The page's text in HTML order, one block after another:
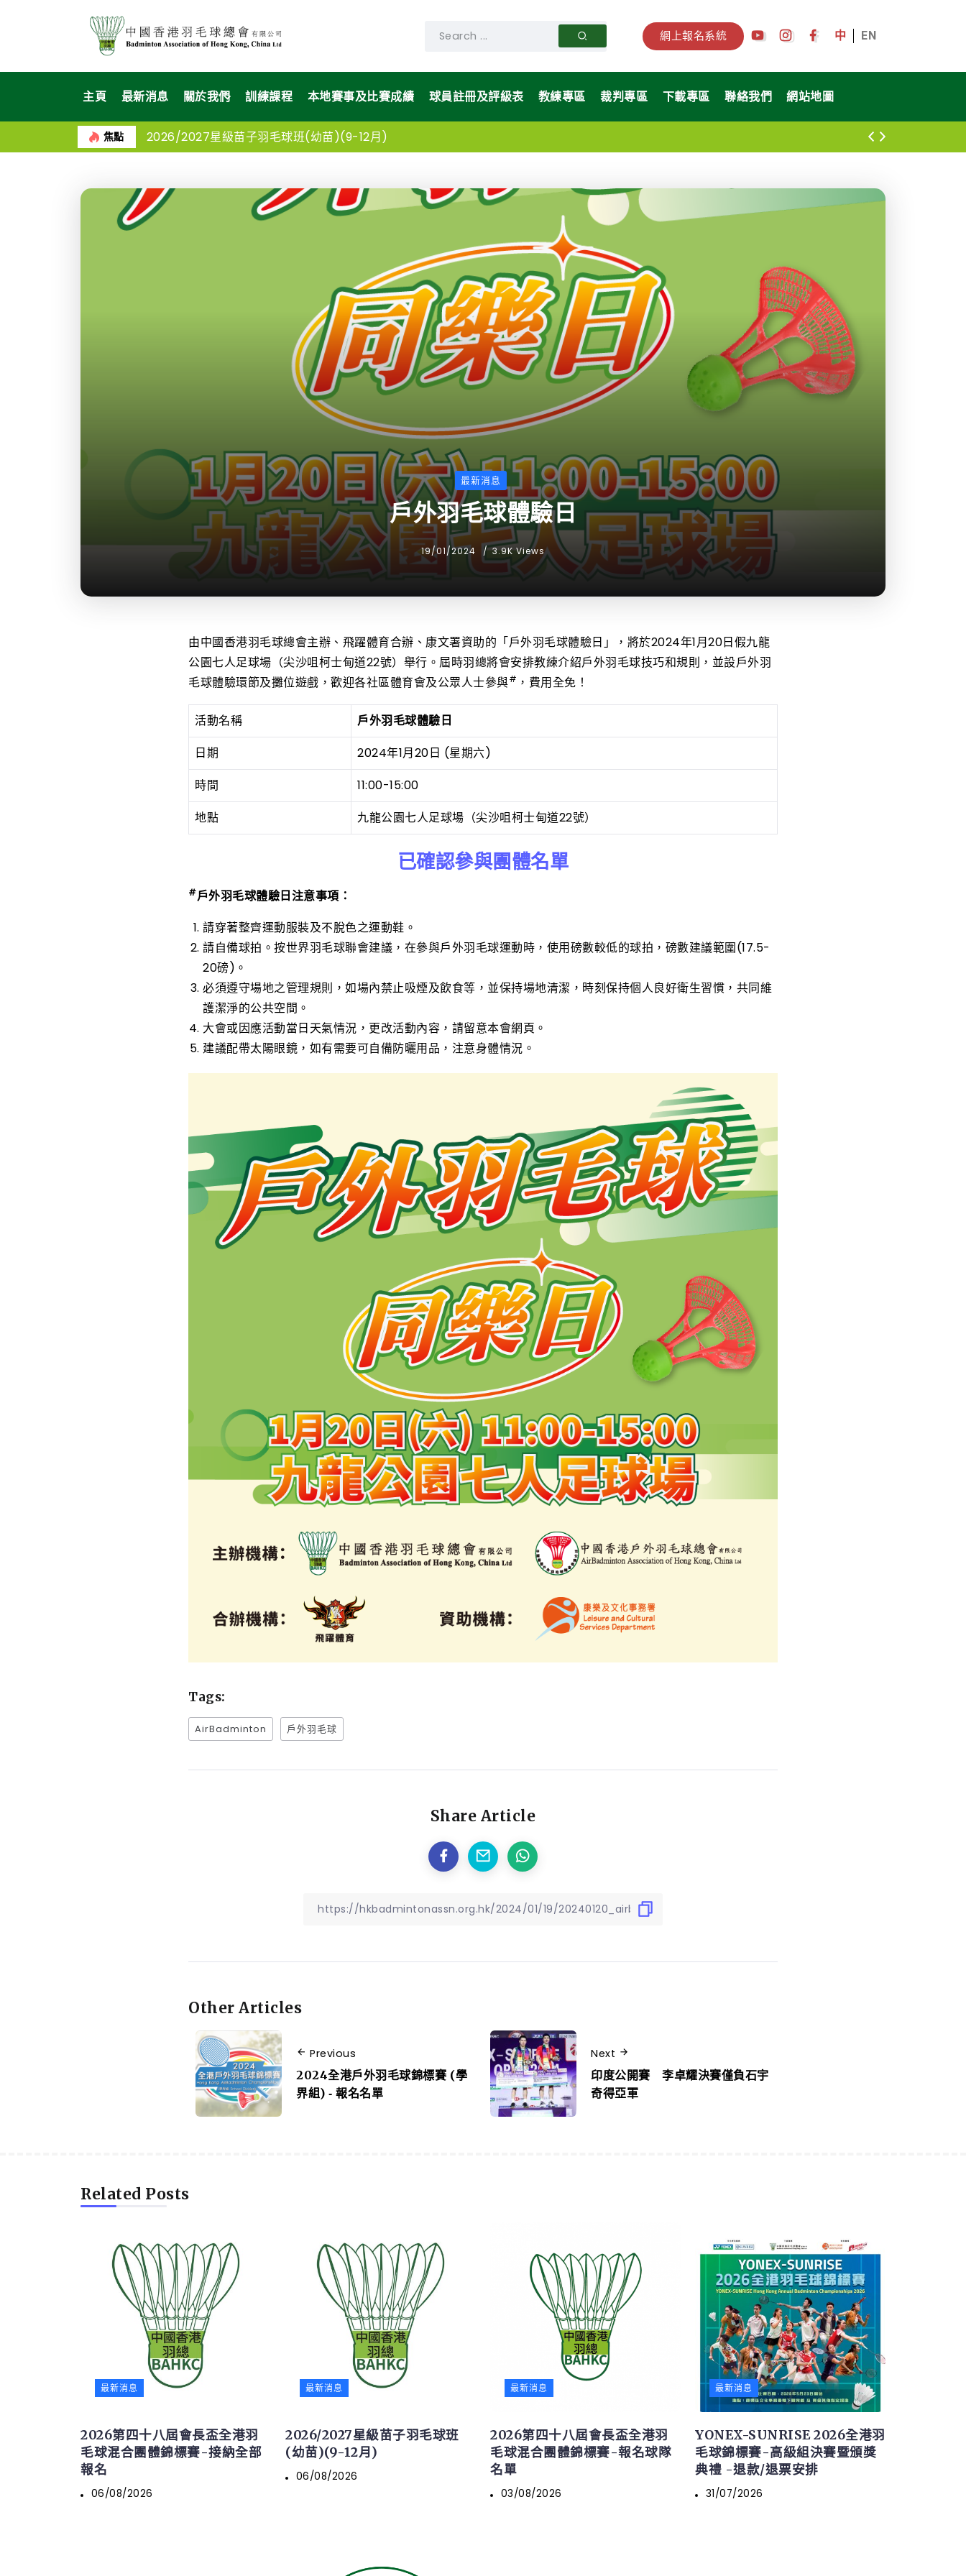
網上報名系統 中 EN
主頁 最新消息 關於我們 訓練課程 本地賽事及比賽成績 球員註冊及評級表 教練專區 裁判專區 下載專區 聯絡我們 網站地圖
焦點 2026/2027星級苗子羽毛球班(幼苗)(9-12月)
最新消息
戶外羽毛球體驗日
19/01/2024 3.9K Views
由中國香港羽毛球總會主辦、飛躍體育合辦、康文署資助的「戶外羽毛球體驗日」，將於2024年1月20日假九龍
公園七人足球場（尖沙咀柯士甸道22號）舉行。屆時羽總將會安排教練介紹戶外羽毛球技巧和規則，並設戶外羽
毛球體驗環節及攤位遊戲，歡迎各社區體育會及公眾人士參與# ，費用全免！
活動名稱
戶外羽毛球體驗日
日期
2024年1月20日 (星期六)
時間
11:00-15:00
地點
九龍公園七人足球場（尖沙咀柯士甸道22號）
已確認參與團體名單
#戶外羽毛球體驗日注意事項：
請穿著整齊運動服裝及不脫色之運動鞋。
請自備球拍。按世界羽毛球聯會建議，在參與戶外羽毛球運動時，使用磅數較低的球拍，磅數建議範圍(17.5-
20磅)。
必須遵守場地之管理規則，如場內禁止吸煙及飲食等，並保持場地清潔，時刻保持個人良好衛生習慣，共同維
護潔淨的公共空間。
大會或因應活動當日天氣情況，更改活動內容，請留意本會網頁。
建議配帶太陽眼鏡，如有需要可自備防曬用品，注意身體情況。
Tags:
AirBadminton 戶外羽毛球
Share Article
Other Articles
Previous
2024全港戶外羽毛球錦標賽 (學
界組) ‐ 報名名單
Next
印度公開賽 李卓耀決賽僅負石宇
奇得亞軍
Related Posts
最新消息
2026第四十八屆會長盃全港羽
毛球混合團體錦標賽-接納全部
報名
06/08/2026
最新消息
2026/2027星級苗子羽毛球班
(幼苗)(9-12月)
06/08/2026
最新消息
2026第四十八屆會長盃全港羽
毛球混合團體錦標賽-報名球隊
名單
03/08/2026
最新消息
YONEX-SUNRISE 2026全港羽
毛球錦標賽-高級組決賽暨頒獎
典禮 -退款/退票安排
31/07/2026